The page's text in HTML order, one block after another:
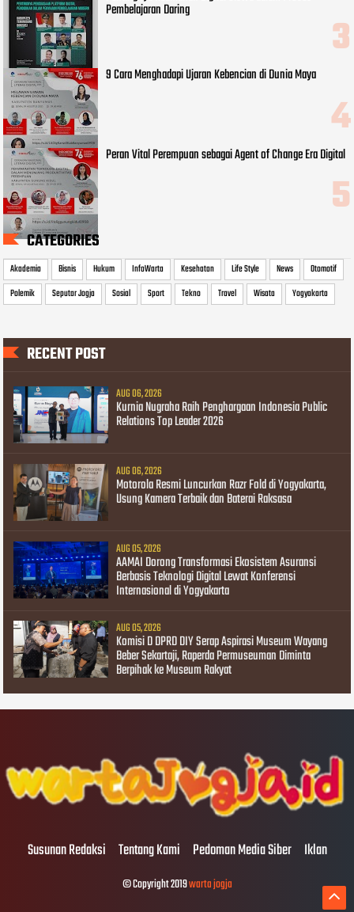
Pembelajaran Daring
9 Cara Menghadapi Ujaran Kebencian di Dunia Maya
Peran Vital Perempuan sebagai Agent of Change Era Digital
CATEGORIES
Akademia Bisnis Hukum InfoWarta Kesehatan Life Style News
Otomotif
Polemik
Seputar Jogja Sosial Sport Tekno Travel Wisata Yogyakarta
RECENT POST
AUG 06, 2026
Kurnia Nugraha Raih Penghargaan Indonesia Public
Relations Top Leader 2026
AUG 06, 2026
Motorola Resmi Luncurkan Razr Fold di Yogyakarta,
Usung Kamera Terbaik dan Baterai Raksasa
AUG 05, 2026
AAMAI Dorong Transformasi Ekosistem Asuransi
Berbasis Teknologi Digital Lewat Konferensi
Internasional di Yogyakarta
AUG 05, 2026
Komisi D DPRD DIY Serap Aspirasi Museum Wayang
Beber Sekartaji, Raperda Permuseuman Diminta
Berpihak ke Museum Rakyat
Susunan Redaksi Tentang Kami Pedoman Media Siber Iklan
© Copyright 2019warta jogja